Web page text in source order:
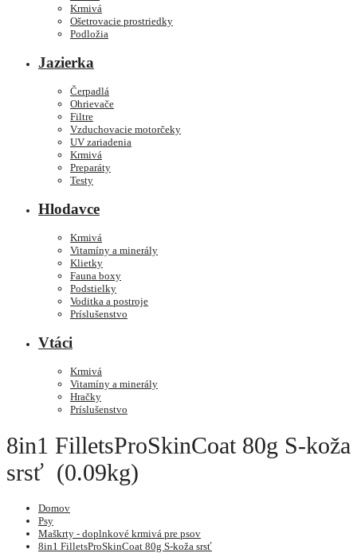
Krmivá
Ošetrovacie prostriedky
Podložia
Jazierka
Čerpadlá
Ohrievače
Filtre
Vzduchovacie motorčeky
UV zariadenia
Krmivá
Preparáty
Testy
Hlodavce
Krmivá
Vitamíny a minerály
Klietky
Fauna boxy
Podstielky
Voditka a postroje
Príslušenstvo
Vtáci
Krmivá
Vitamíny a minerály
Hračky
Príslušenstvo
8in1 FilletsProSkinCoat 80g S-koža
srsť (0.09kg)
Domov
Psy
Maškrty - doplnkové krmivá pre psov
8in1 FilletsProSkinCoat 80g S-koža srsť